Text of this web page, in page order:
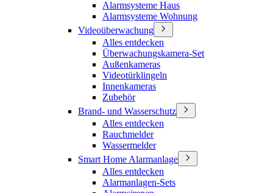
Alarmsysteme Haus
Alarmsysteme Wohnung
Videoüberwachung
Alles entdecken
Überwachungskamera-Set
Außenkameras
Videotürklingeln
Innenkameras
Zubehör
Brand- und Wasserschutz
Alles entdecken
Rauchmelder
Wassermelder
Smart Home Alarmanlage
Alles entdecken
Alarmanlagen-Sets